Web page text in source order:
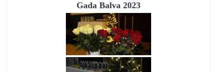
Gada Balva 2023